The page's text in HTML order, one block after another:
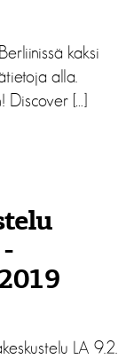
kaksi
alla.
[…]
LA 9.2.